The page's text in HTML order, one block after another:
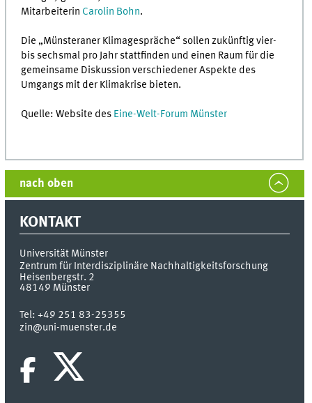
Mitarbeiterin Carolin Bohn.
Die „Münsteraner Klimagespräche“ sollen zukünftig vier-
bis sechsmal pro Jahr stattfinden und einen Raum für die
gemeinsame Diskussion verschiedener Aspekte des
Umgangs mit der Klimakrise bieten.
Quelle: Website des Eine-Welt-Forum Münster
nach oben
KONTAKT
Universität Münster
Zentrum für Interdisziplinäre Nachhaltigkeitsforschung
Heisenbergstr. 2
48149 Münster
Tel:+49 251 83-25355
zin@uni-muenster.de